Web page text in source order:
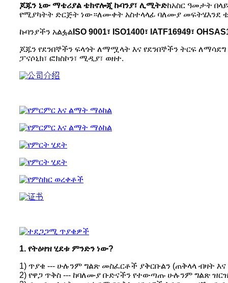
ጆጁን ኒው ማቴሪያል ቴክኖሎጂ ኩባንያ፣ ሊሚትድከአስር ዓመታት
የሚያካትት ድርጅት ነው።ለሙቀት አስተላላፊ ባለሙያ መፍትሄእንደ
ኩባንያችን አልፏል ISO 9001፣ ISO1400፣ IATF16949፣
ጆጁን የደንበኞችን ፍላጎት ለማሟላት እና የደንበኞችን ትርፍ ለማሳደግ
ፓናሶኒክ፣ ፎክስኮን፣ ሚዲያ፣ ወዘተ.
1. የትዕዛዝ ሂደቱ ምንድን ነው?
1) ጥያቄ --- ሁሉንም ግልጽ መስፈርቶች ያቅርቡልን (ጠቅላላ ብዛት
2) የዋጋ ጥቅስ --- ከባለሙያ ቡድናችን የተውጣጡ ሁሉንም ግልጽ